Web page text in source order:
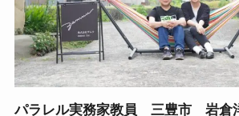
パラレル実務家教員 三豊市 岩倉